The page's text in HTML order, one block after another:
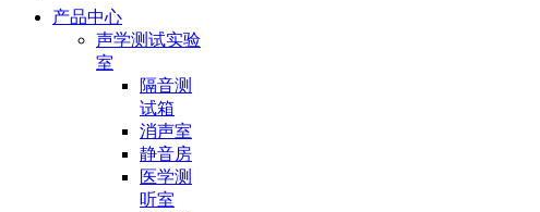
产品中心
声学测试实验
室
隔音测
试箱
消声室
静音房
医学测
听室